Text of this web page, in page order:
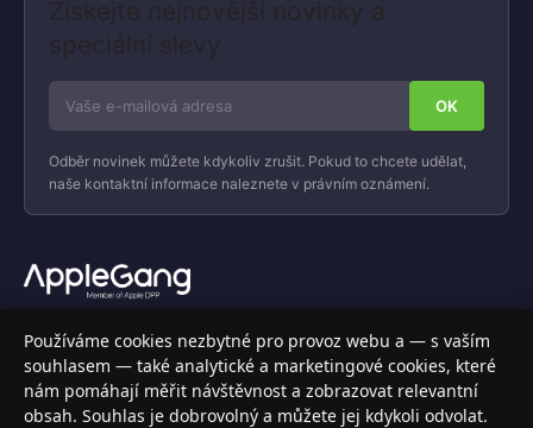
Získejte nejnovější novinky a
speciální slevy
Odběr novinek můžete kdykoliv zrušit. Pokud to chcete udělat,
naše kontaktní informace naleznete v právním oznámení.
Váš specializovaný obchod s Apple produkty, příslušenstvím a
elektronikou. Nakupujte bezpečně a s jistotou.
INFORMACE
Používáme cookies nezbytné pro provoz webu a — s vaším
souhlasem — také analytické a marketingové cookies, které
nám pomáhají měřit návštěvnost a zobrazovat relevantní
obsah. Souhlas je dobrovolný a můžete jej kdykoli odvolat.